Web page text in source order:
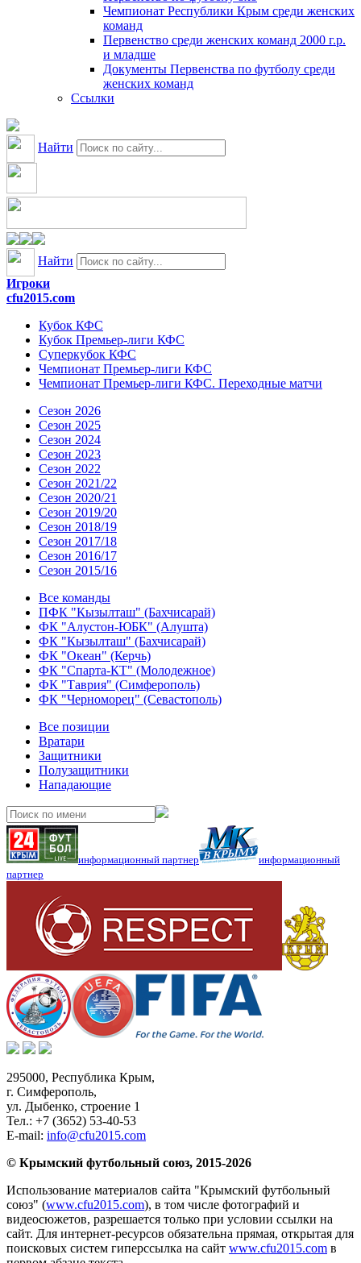
Чемпионат Республики Крым среди женских
команд
Первенство среди женских команд 2000 г.р.
и младше
Документы Первенства по футболу среди
женских команд
Ссылки
Найти
Найти
Игроки
cfu2015.com
Кубок КФС
Кубок Премьер-лиги КФС
Суперкубок КФС
Чемпионат Премьер-лиги КФС
Чемпионат Премьер-лиги КФС. Переходные матчи
Сезон 2026
Сезон 2025
Сезон 2024
Сезон 2023
Сезон 2022
Сезон 2021/22
Сезон 2020/21
Сезон 2019/20
Сезон 2018/19
Сезон 2017/18
Сезон 2016/17
Сезон 2015/16
Все команды
ПФК "Кызылташ" (Бахчисарай)
ФК "Алустон-ЮБК" (Алушта)
ФК "Кызылташ" (Бахчисарай)
ФК "Океан" (Керчь)
ФК "Спарта-КТ" (Молодежное)
ФК "Таврия" (Симферополь)
ФК "Черноморец" (Севастополь)
Все позиции
Вратари
Защитники
Полузащитники
Нападающие
информационный партнер
информационный
партнер
295000, Республика Крым,
г. Симферополь,
ул. Дыбенко, строение 1
Тел.: +7 (3652) 53-40-53
E-mail: info@cfu2015.com
© Крымский футбольный союз, 2015-2026
Использование материалов сайта "Крымский футбольный
союз" (www.cfu2015.com), в том числе фотографий и
видеосюжетов, разрешается только при условии ссылки на
сайт. Для интернет-ресурсов обязательна прямая, открытая для
поисковых систем гиперссылка на сайт www.cfu2015.com в